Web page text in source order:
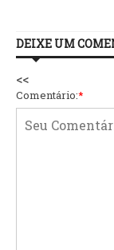
DEIXE UM
<<
Comentário:*